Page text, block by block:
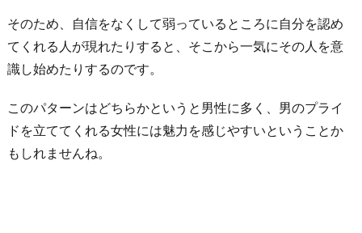
そのため、自信をなくして弱っているところに自分を認め
てくれる人が現れたりすると、そこから一気にその人を意
識し始めたりするのです。
このパターンはどちらかというと男性に多く、男のプライ
ドを立ててくれる女性には魅力を感じやすいということか
もしれませんね。